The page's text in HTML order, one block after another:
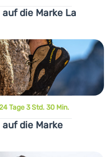
auf die Marke La
Tage 3 Std. 30 Min.
auf die Marke